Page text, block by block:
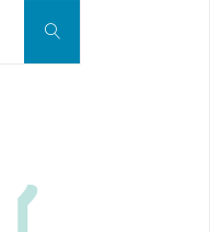
Search